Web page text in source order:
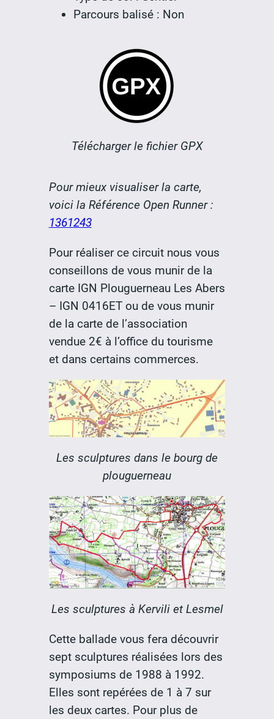
Parcours balisé : Non
Télécharger le fichier GPX
Pour mieux visualiser la carte,
voici la Référence Open Runner :
1361243
Pour réaliser ce circuit nous vous
conseillons de vous munir de la
carte IGN Plouguerneau Les Abers
– IGN 0416ET ou de vous munir
de la carte de l’association
vendue 2€ à l’office du tourisme
et dans certains commerces.
Les sculptures dans le bourg de
plouguerneau
Les sculptures à Kervili et Lesmel
Cette ballade vous fera découvrir
sept sculptures réalisées lors des
symposiums de 1988 à 1992.
Elles sont repérées de 1 à 7 sur
les deux cartes. Pour plus de